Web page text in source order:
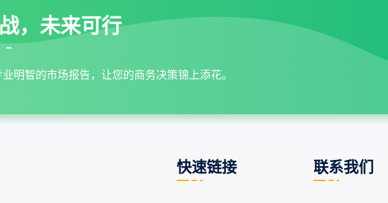
，未来可行
明智的市场报告，让您的商务决策锦上添花。
快速链接 联系我们